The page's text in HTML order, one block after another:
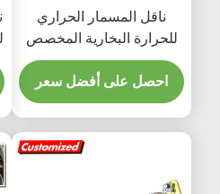
ناقل المسمار الحراري
للحرارة البخارية المخصص
للكتلة الحيوية 1 سنة ضمان
احصل على أفضل سعر